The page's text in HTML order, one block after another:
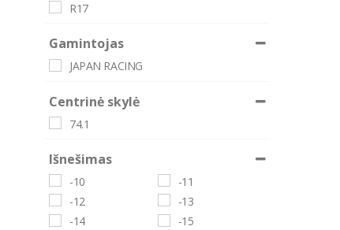
R17
Gamintojas
JAPAN RACING
Centrinė skylė
74.1
Išnešimas
-10
-11
-12
-13
-14
-15